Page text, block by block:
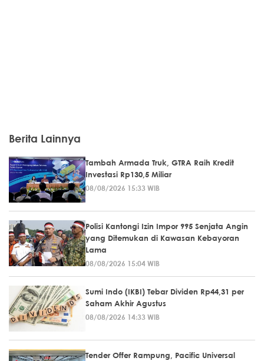
Berita Lainnya
Tambah Armada Truk, GTRA Raih Kredit
Investasi Rp130,5 Miliar
08/08/2026 15:33 WIB
Polisi Kantongi Izin Impor 995 Senjata Angin
yang Ditemukan di Kawasan Kebayoran
Lama
08/08/2026 15:04 WIB
Sumi Indo (IKBI) Tebar Dividen Rp44,31 per
Saham Akhir Agustus
08/08/2026 14:33 WIB
Tender Offer Rampung, Pacific Universal